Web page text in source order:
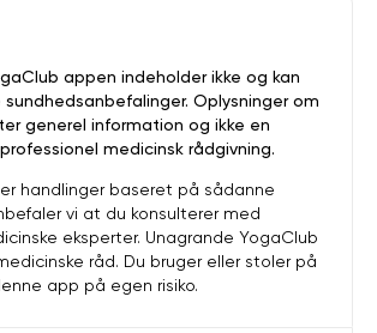
appen indeholder ikke og kan
sundhedsanbefalinger. Oplysninger om
generel information og ikke en
medicinsk rådgivning.
handlinger baseret på sådanne
vi at du konsulterer med
eksperter. Unagrande YogaClub
råd. Du bruger eller stoler på
app på egen risiko.